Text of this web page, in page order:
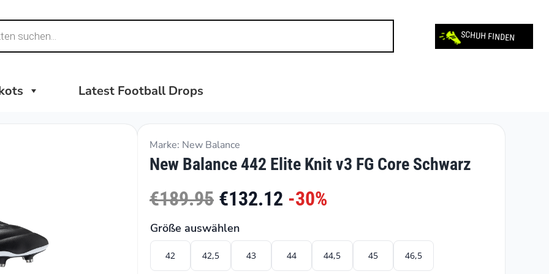
SCHUH FINDEN
Latest Football Drops
Marke: New Balance
New Balance 442 Elite Knit v3 FG Core Schwarz
€189.95 €132.12 -30%
Größe auswählen
42 42,5 43 44 44,5 45 46,5